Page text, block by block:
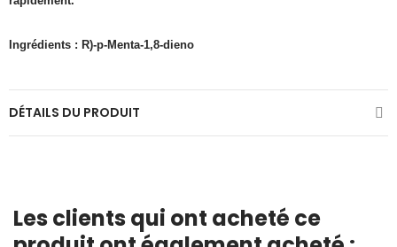
Ingrédients : R)-p-Menta-1,8-dieno
DÉTAILS DU PRODUIT
Les clients qui ont acheté ce